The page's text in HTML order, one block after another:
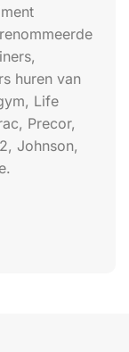
huren van
Life
Precor,
Johnson,